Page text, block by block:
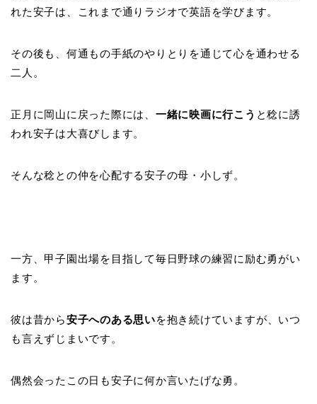
れた安子は、これまで通りラジオで英語を学びます。
その後も、何通もの手紙のやりとりを通じて心を通わせる
二人。
正月に岡山に戻った際には、 一緒に映画に行こう と稔に誘
われ安子は大喜びします。
そんな稔との仲を心配する安子の母・小しず。
一方、甲子園出場を目指して毎日野球の練習に励む勇がい
ます。
彼は昔から安子へのある思いを抱き続けていますが、いつ
も言えずじまいです。
偶然会ったこの日も安子に何か言いたげな勇。